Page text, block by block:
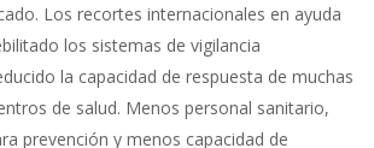
Los recortes internacionales en ayuda
los sistemas de vigilancia
la capacidad de respuesta de muchas
de salud. Menos personal sanitario,
prevención y menos capacidad de